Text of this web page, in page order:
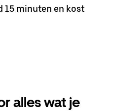
15 minuten en kost
alles wat je